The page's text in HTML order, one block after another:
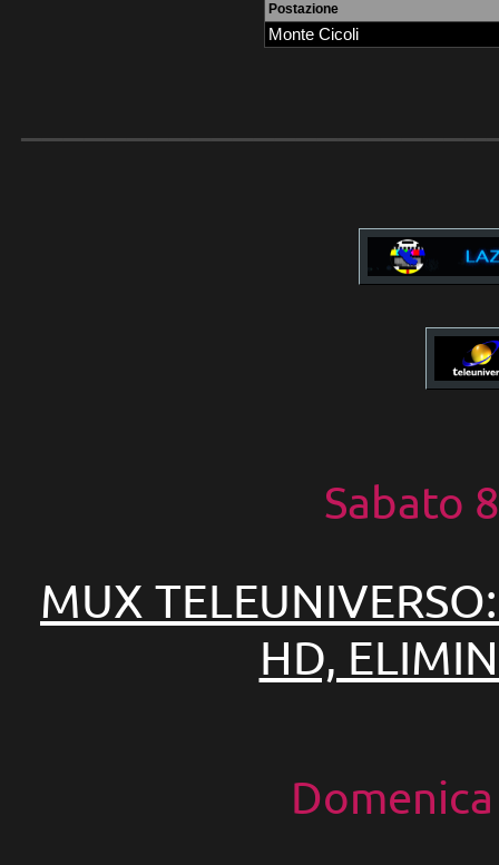
Postazione
Monte Cicoli
Sabato
MUX
HD,